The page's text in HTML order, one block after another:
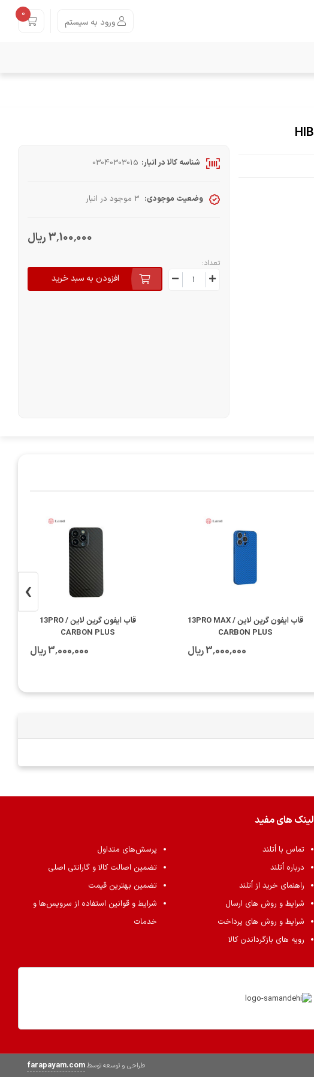
ورود به سیستم
0
شناسه کالا در انبار: 03040303015
وضعیت موجودی: 3 موجود در انبار
3٬100٬000 ریال
تعداد:
افزودن به سبد خرید
قاب ایفون گرین لاین 13PRO MAX /
CARBON PLUS
3٬000٬000 ریال
قاب ایفون گرین لاین 13PRO /
CARBON PLUS
3٬000٬000 ریال
›
لینک های مفید
تماس با اُتلند
درباره اُتلند
راهنمای خرید از اُتلند
شرایط و روش های ارسال
شرایط و روش های پرداخت
رویه های بازگرداندن کالا
پرسش‌های متداول
تضمین اصالت کالا و گارانتی اصلی
تضمین بهترین قیمت
شرایط و قوانین استفاده از سرویس‌ها و
خدمات
طراحی و توسعه توسطfarapayam.com